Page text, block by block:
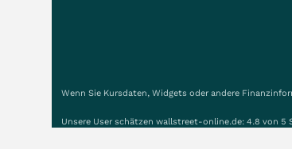
Wenn Sie Kursdaten, Widgets oder andere
Unsere User schätzen wallstreet-online.de: 4.8 von